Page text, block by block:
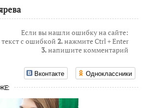
Если вы нашли ошибку на сайте:
с ошибкой 2.нажмите Ctrl + Enter
3.напишите комментарий
Вконтакте Одноклассники